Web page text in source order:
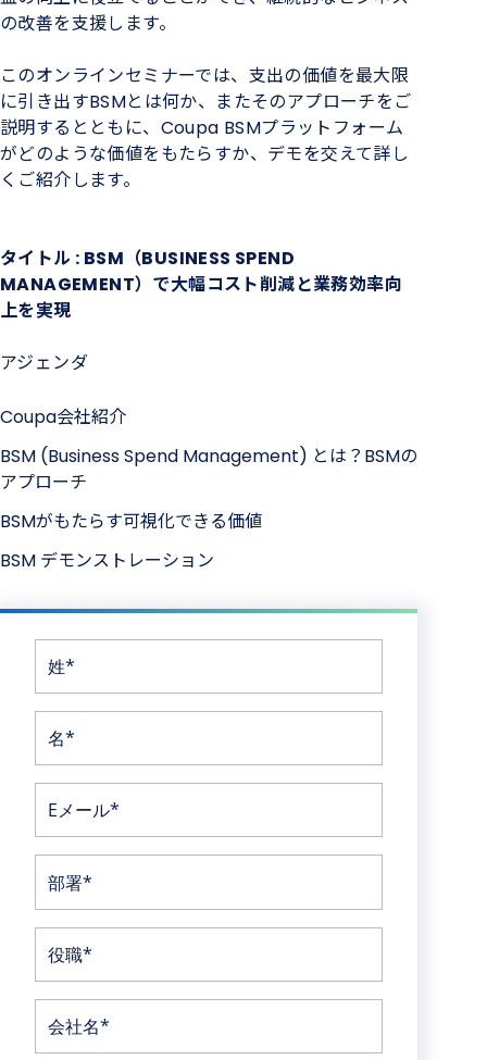
姓*
名*
Eメール*
部署*
役職*
会社名*
の改善を支援します。
このオンラインセミナーでは、支出の価値を最大限
に引き出すBSMとは何か、またそのアプローチをご
説明するとともに、Coupa BSMプラットフォーム
がどのような価値をもたらすか、デモを交えて詳し
くご紹介します。
タイトル : BSM（BUSINESS SPEND
MANAGEMENT）で大幅コスト削減と業務効率向
上を実現
アジェンダ
Coupa会社紹介
BSM (Business Spend Management) とは？BSMの
アプローチ
BSMがもたらす可視化できる価値
BSM デモンストレーション